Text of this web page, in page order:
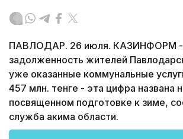
ПАВЛОДАР. 26 июля. КАЗИНФОРМ
задолженность жителей
уже оказанные коммунальные
457 млн. тенге - эта цифра названа
посвященном подготовке к зиме,
служба акима области.